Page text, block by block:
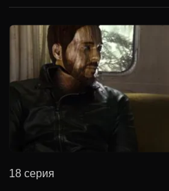
18 серия